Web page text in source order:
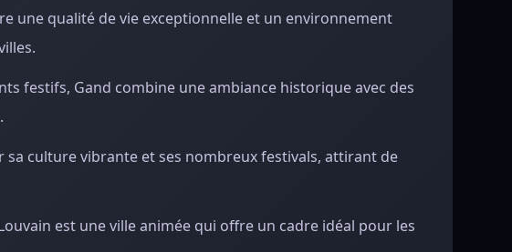
une qualité de vie exceptionnelle et un environnement
festifs, Gand combine une ambiance historique avec des
culture vibrante et ses nombreux festivals, attirant de
est une ville animée qui offre un cadre idéal pour les